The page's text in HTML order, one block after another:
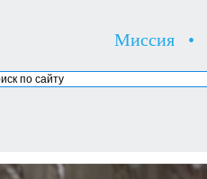
Миссия •